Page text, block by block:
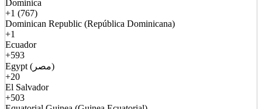
Dominica
+1 (767)
Dominican Republic (República Dominicana)
+1
Ecuador
+593
Egypt (مصر)
+20
El Salvador
+503